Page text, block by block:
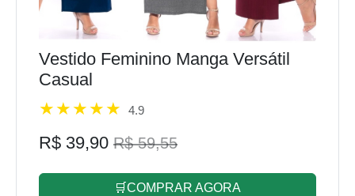
Vestido Feminino Manga Versátil
Casual
4.9
R$ 39,90 R$ 59,55
🛒COMPRAR AGORA